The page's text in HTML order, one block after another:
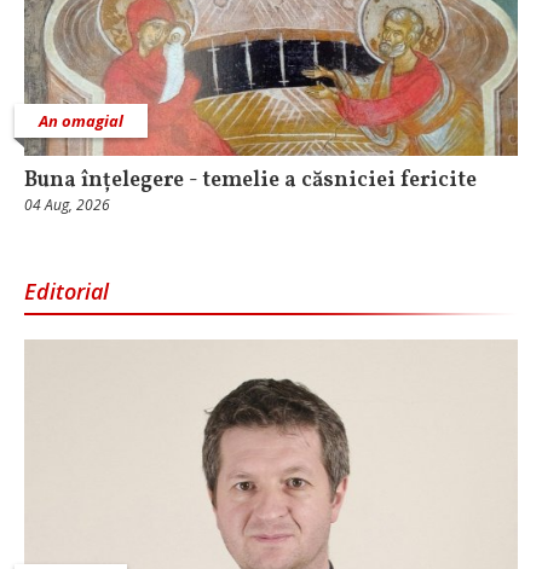
An omagial
Buna înțelegere - temelie a căsniciei fericite
04 Aug, 2026
Editorial